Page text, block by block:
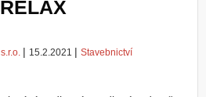
| 15.2.2021 | Stavebnictví